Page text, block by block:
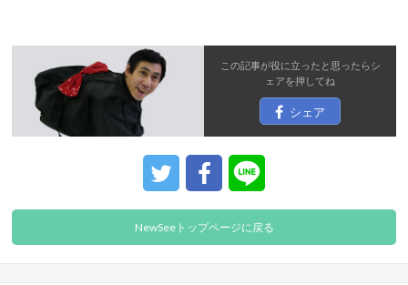
この記事が役に立ったと思ったらシ
ェアを押してね
シェア
NewSeeトップページに戻る